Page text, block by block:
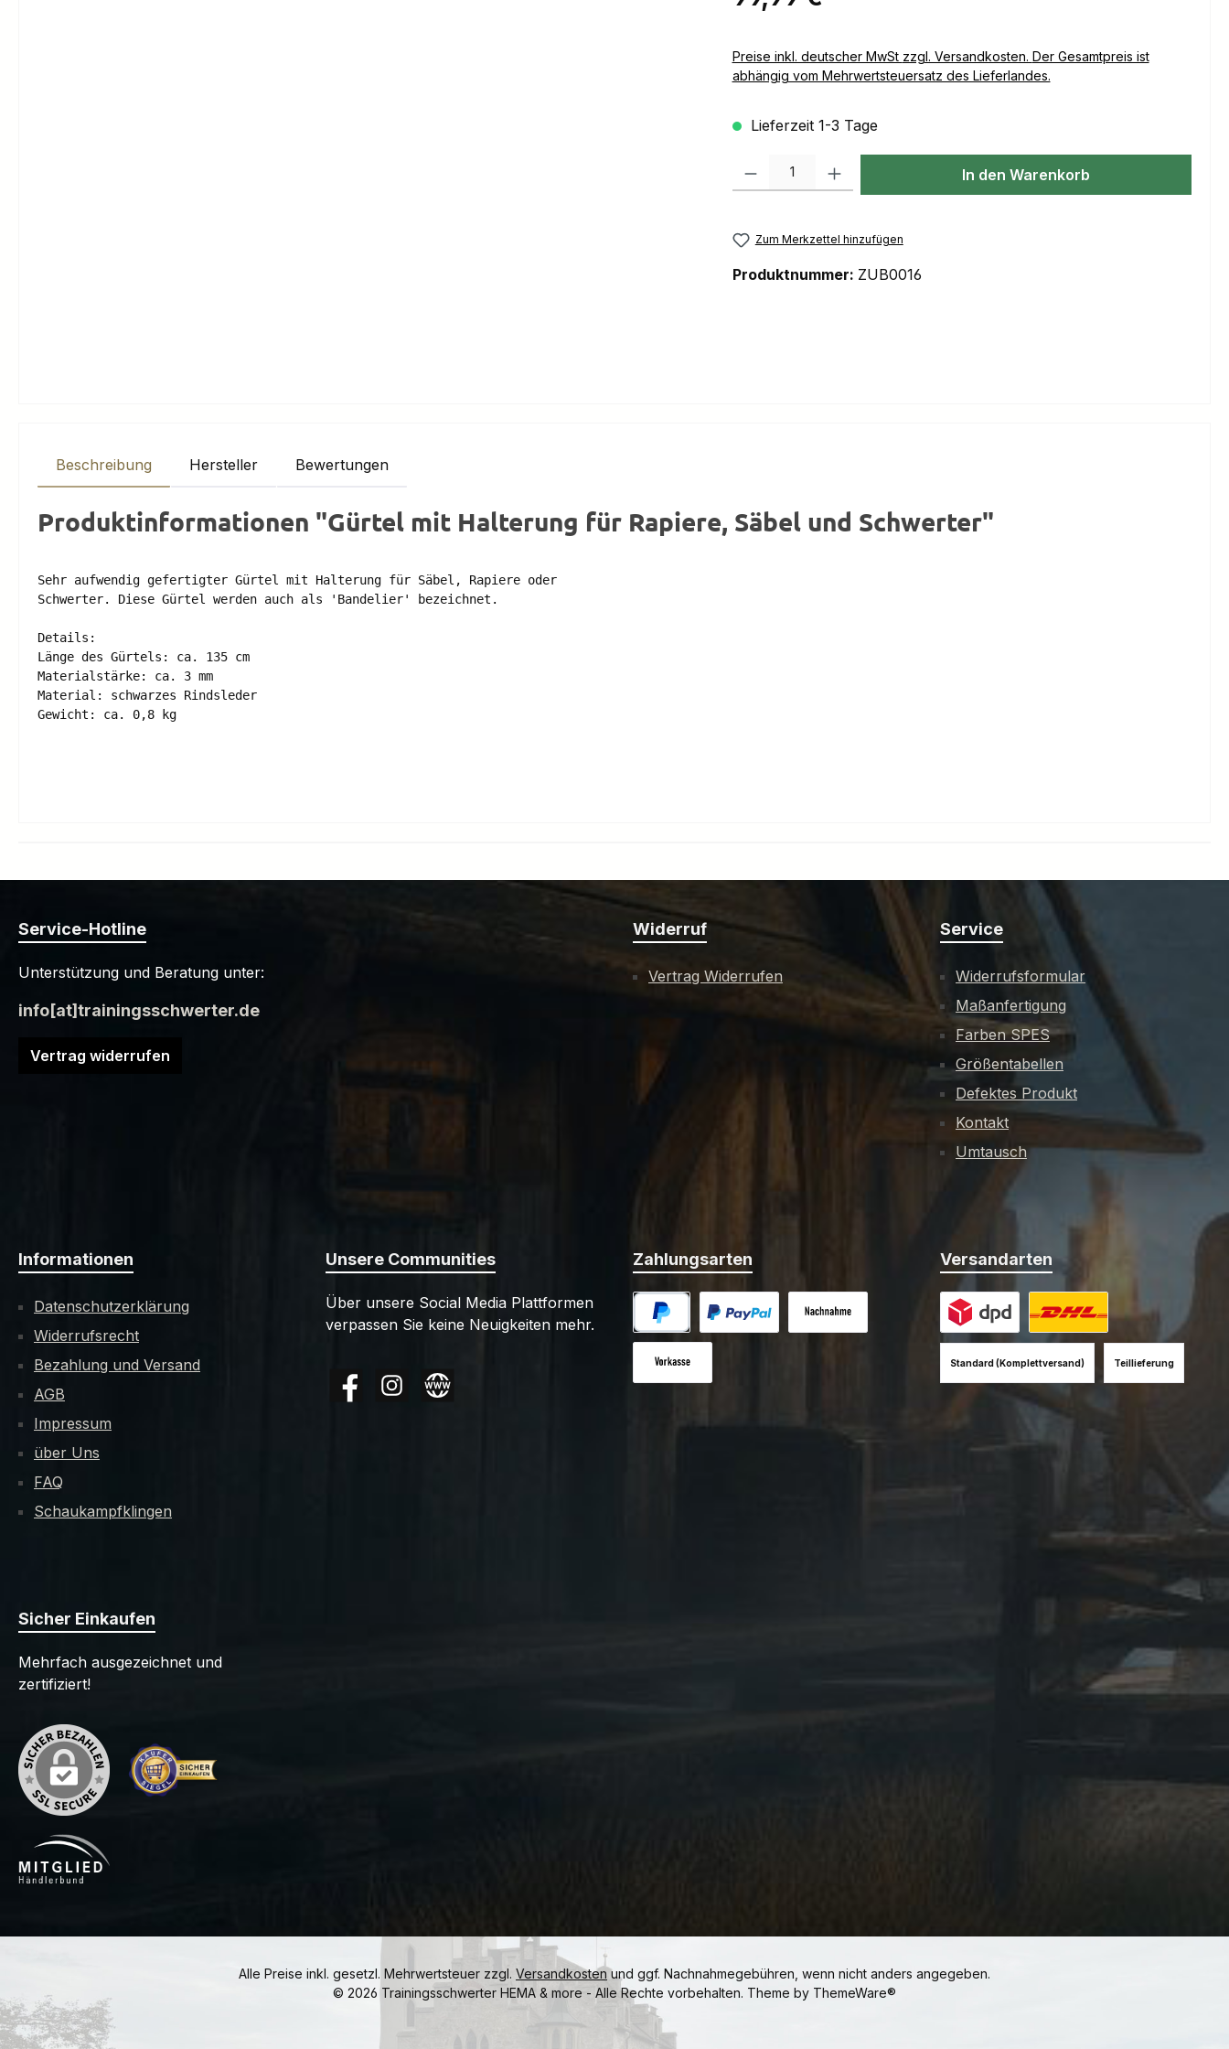
Preise inkl. deutscher MwSt zzgl. Versandkosten. Der Gesamtpreis ist
abhängig vom Mehrwertsteuersatz des Lieferlandes.
Lieferzeit 1-3 Tage
Produkt Anzahl: Gib den gewünschten Wert ein oder benutze die Schaltflächen
In den Warenkorb
Zum Merkzettel hinzufügen
Produktnummer: ZUB0016
Beschreibung Hersteller Bewertungen
Produktinformationen "Gürtel mit Halterung für Rapiere, Säbel und Schwerter"
Sehr aufwendig gefertigter Gürtel mit Halterung für Säbel, Rapiere oder
Schwerter. Diese Gürtel werden auch als 'Bandelier' bezeichnet.
Details:
Länge des Gürtels: ca. 135 cm
Materialstärke: ca. 3 mm
Material: schwarzes Rindsleder
Gewicht: ca. 0,8 kg
Service-Hotline
Unterstützung und Beratung unter:
info[at]trainingsschwerter.de
Vertrag widerrufen
Widerruf
Vertrag Widerrufen
Service
Widerrufsformular
Maßanfertigung
Farben SPES
Größentabellen
Defektes Produkt
Kontakt
Umtausch
Informationen
Datenschutzerklärung
Widerrufsrecht
Bezahlung und Versand
AGB
Impressum
über Uns
FAQ
Schaukampfklingen
Unsere Communities
Über unsere Social Media Plattformen
verpassen Sie keine Neuigkeiten mehr.
FacebookInstagramWebsite
Zahlungsarten
PayPal Nachnahme (+12EUR)
Benutzerdefiniertes Bild 1
Versandarten
Standard (Komplettversand) Teillieferung
Benutzerdefiniertes Bild 1
Benutzerdefiniertes Bild 2
Sicher Einkaufen
Mehrfach ausgezeichnet und
zertifiziert!
Alle Preise inkl. gesetzl. Mehrwertsteuer zzgl. Versandkosten und ggf. Nachnahmegebühren, wenn nicht anders angegeben.
© 2026 Trainingsschwerter HEMA & more - Alle Rechte vorbehalten. Theme by ThemeWare®